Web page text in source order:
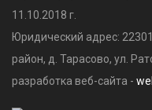
11.10.2018 г.
Юридический адрес:
район, д. Тарасово, ул.
разработка веб-сайта -